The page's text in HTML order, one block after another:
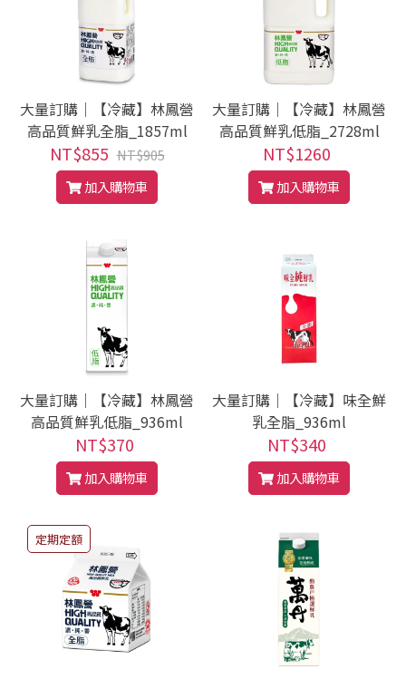
大量訂購｜【冷藏】林鳳營
高品質鮮乳全脂_1857ml
NT$855 NT$905
加入購物車
大量訂購｜【冷藏】林鳳營
高品質鮮乳低脂_2728ml
NT$1260
加入購物車
大量訂購｜【冷藏】林鳳營
高品質鮮乳低脂_936ml
NT$370
加入購物車
大量訂購｜【冷藏】味全鮮
乳全脂_936ml
NT$340
加入購物車
定期定額